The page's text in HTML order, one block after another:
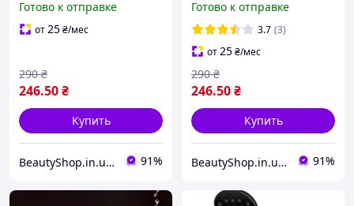
продления полового акта
и задержки эякуляции
Готово к отправке
от25₴/мес
246.50₴
290 ₴
Купить
BeautyShop.in.ua - Интернет-магазин по продаже материалов красоты, Телеграм @Beautyshopinua 91%
силиконовое для
продления полового акта
и усиления эрекции
черное
Готово к отправке
3.7 (3)
от25₴/мес
246.50₴
290 ₴
Купить
BeautyShop.in.ua - Интернет-магазин по продаже материалов красоты, Телеграм @Beautyshopinua 91%